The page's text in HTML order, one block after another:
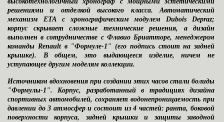
решениями и отделкой высокого класса. Автоматический
механизм ЕТАс хронографическим модулемDubois Depraz;
корпус скрывает сложные технические решения, а дизайн
выполнен в сотрудничестве с Флавио Бриатторе, менеджером
команды Renaultв "Формуле-1" (его подпись стоит на задней
крышке). В общем, это выдающееся изделие, ничем не
уступающее другим моделям коллекции.
Источником вдохновения при создании этих часов стали болиды
"Формулы-1". Корпус, разработанный в традициях дизайна
спортивных автомобилей, сохраняет водонепроницаемость при
давлении до 3 атмосфер и состоит из 4 частей: ранта, боковой
поверхности корпуса, задней крышки и защиты заводной